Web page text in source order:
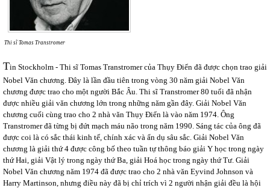
Thi sĩ Tomas Transtromer
Tin Stockholm - Thi sĩ Tomas Transtromer của Thụy Điển đã được chọn trao giải
Nobel Văn chương. Đây là lần đầu tiên trong vòng 30 năm giải Nobel Văn
chương được trao cho một người Bắc Âu. Thi sĩ Transtromer 80 tuổi đã nhận
được nhiều giải văn chương lớn trong những năm gần đây. Giải Nobel Văn
chương cuối cùng trao cho 2 nhà văn Thụy Điển là vào năm 1974. Ông
Transtromer đã từng bị đứt mạch máu não trong năm 1990. Sáng tác của ông đã
được coi là có sắc thái kinh tế, chính xác và ẩn dụ sâu sắc. Giải Nobel Văn
chương là giải thứ 4 được công bố theo tuần tự thông báo giải Y học trong ngày
thứ Hai, giải Vật lý trong ngày thứ Ba, giải Hoá học trong ngày thứ Tư. Giải
Nobel Văn chương năm 1974 đã được trao cho 2 nhà văn Eyvind Johnson và
Harry Martinson, nhưng điều này đã bị chỉ trích vì 2 người nhận giải đều là hội